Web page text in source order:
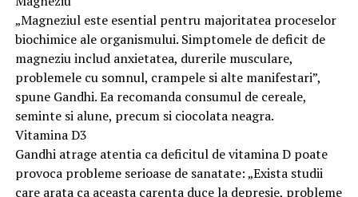
„Magneziul este esential pentru majoritatea proceselor
biochimice ale organismului. Simptomele de deficit de
magneziu includ anxietatea, durerile musculare,
problemele cu somnul, crampele si alte manifestari”,
spune Gandhi. Ea recomanda consumul de cereale,
seminte si alune, precum si ciocolata neagra.
Vitamina D3
Gandhi atrage atentia ca deficitul de vitamina D poate
provoca probleme serioase de sanatate: „Exista studii
care arata ca aceasta carenta duce la depresie, probleme